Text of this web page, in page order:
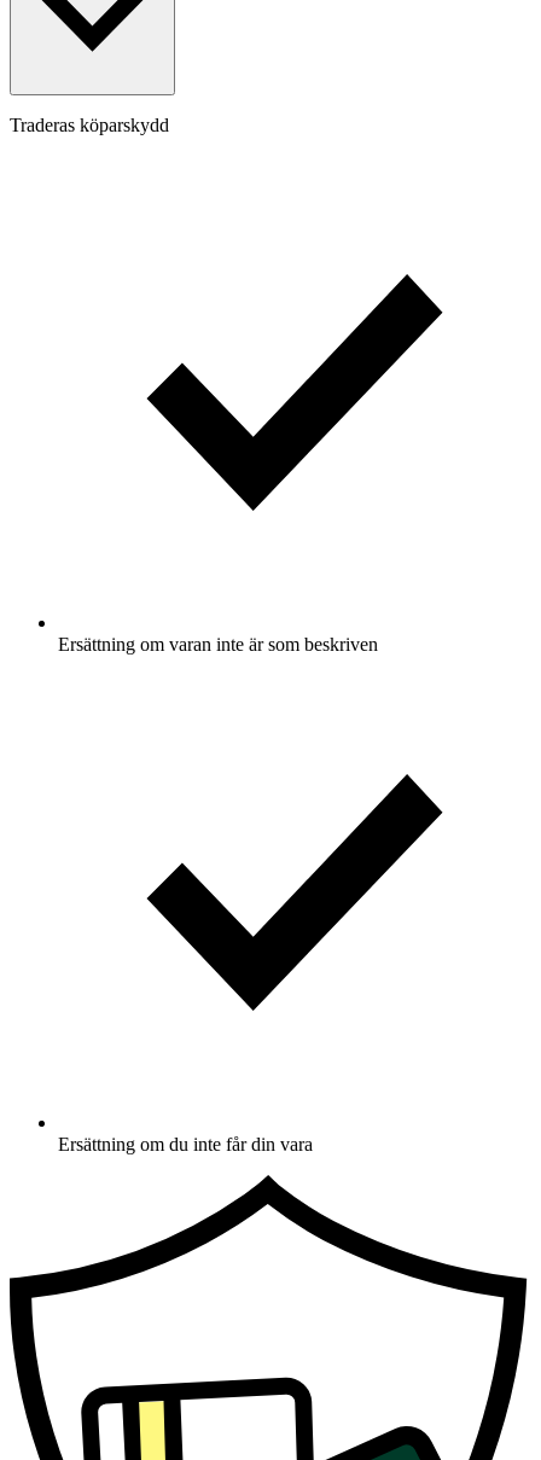
Traderas köparskydd
Ersättning om varan inte är som beskriven
Ersättning om du inte får din vara